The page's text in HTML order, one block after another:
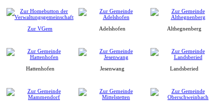
Zur VGem Adelshofen Althegnenberg
Hattenhofen Jesenwang Landsberied